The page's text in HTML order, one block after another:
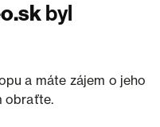
byl
a máte zájem o jeho
obraťte.